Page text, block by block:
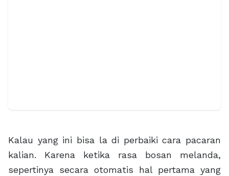
Kalau yang ini bisa la di perbaiki cara pacaran
kalian. Karena ketika rasa bosan melanda,
sepertinya secara otomatis hal pertama yang